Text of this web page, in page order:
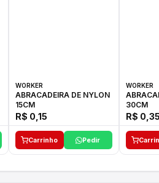
WORKER
ABRACADEIRA DE NYLON
15CM
R$ 0,15
Carrinho Pedir
WORKER
30CM
R$ 0,35